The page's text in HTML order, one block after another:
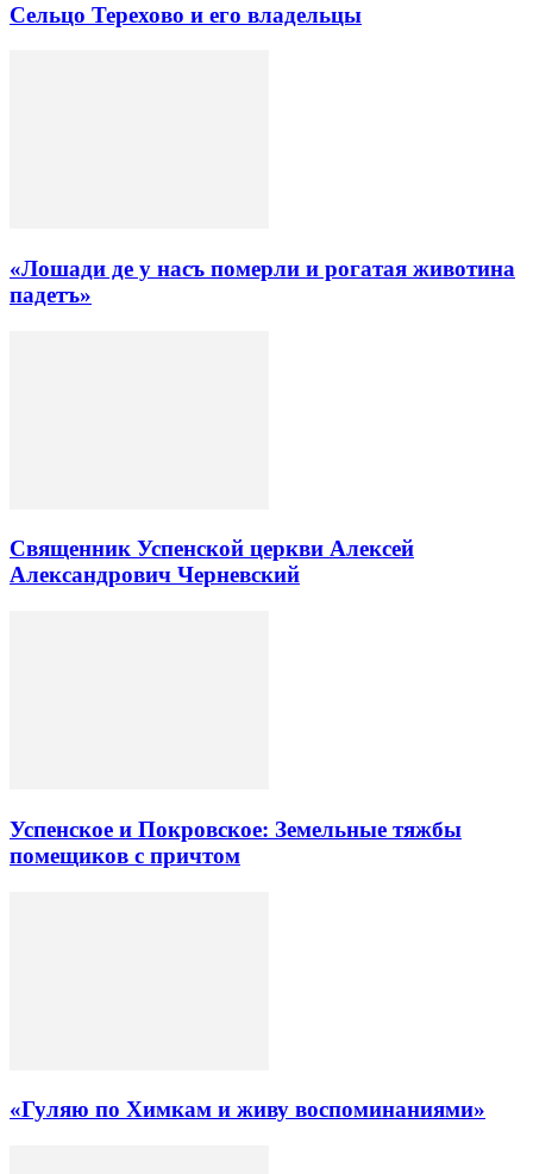
Сельцо Терехово и его владельцы
«Лошади де у насъ померли и рогатая животина
падетъ»
Священник Успенской церкви Алексей
Александрович Черневский
Успенское и Покровское: Земельные тяжбы
помещиков с причтом
«Гуляю по Химкам и живу воспоминаниями»